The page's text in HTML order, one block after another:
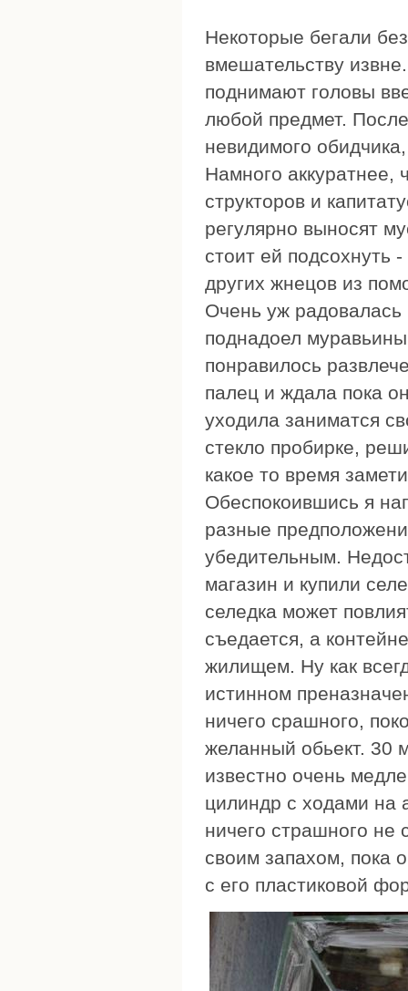
Некоторые бегали
вмешательству
поднимают головы
любой предмет.
невидимого
Намного аккуратнее,
структоров и
регулярно выносят
стоит ей подсохнуть
других жнецов из
Очень уж радовалась
поднадоел
понравилось
палец и ждала пока
уходила заниматся
стекло пробирке,
какое то время
Обеспокоившись я
разные
убедительным.
магазин и купили
селедка может
съедается, а
жилищем. Ну как
истинном
ничего срашного,
желанный обьект. 30
известно очень
цилиндр с ходами на
ничего страшного не
своим запахом, пока
с его пластиковой